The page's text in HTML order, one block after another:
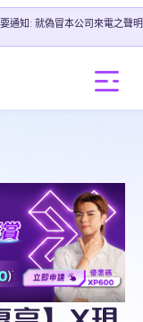
通知: 就偽冒本公司來電之聲明